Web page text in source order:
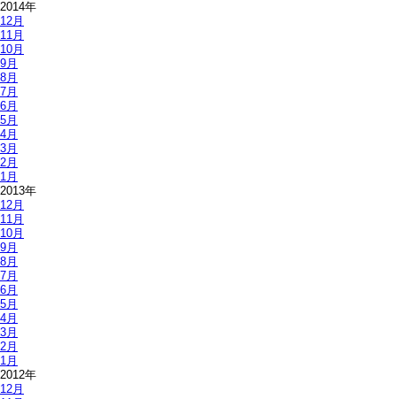
2014年
12月
11月
10月
9月
8月
7月
6月
5月
4月
3月
2月
1月
2013年
12月
11月
10月
9月
8月
7月
6月
5月
4月
3月
2月
1月
2012年
12月